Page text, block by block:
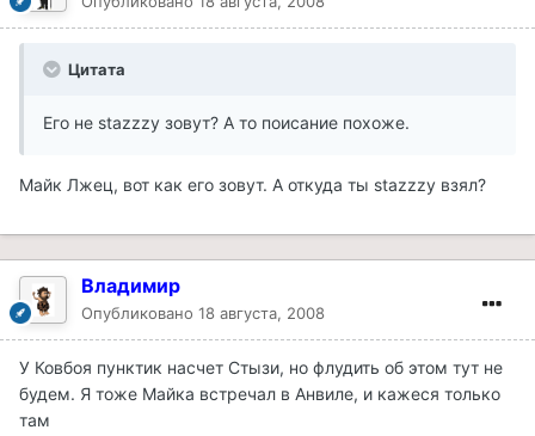
Цитата
Его не stazzzy зовут? А то поисание похоже.
Майк Лжец, вот как его зовут. А откуда ты stazzzy взял?
Владимир
Опубликовано 18 августа, 2008
У Ковбоя пунктик насчет Стызи, но флудить об этом тут не
будем. Я тоже Майка встречал в Анвиле, и кажеся только
там